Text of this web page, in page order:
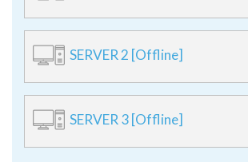
SERVER 2 [Offline]
SERVER 3 [Offline]